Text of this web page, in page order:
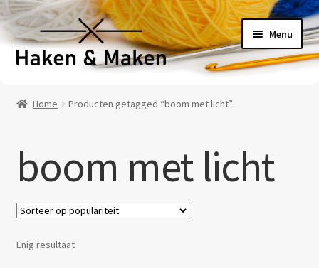
Ga
door
naar
Ga
naar
de
Menu
Haakpakketten
Home Producten getagged “boom met licht”
boom met licht
Enig resultaat